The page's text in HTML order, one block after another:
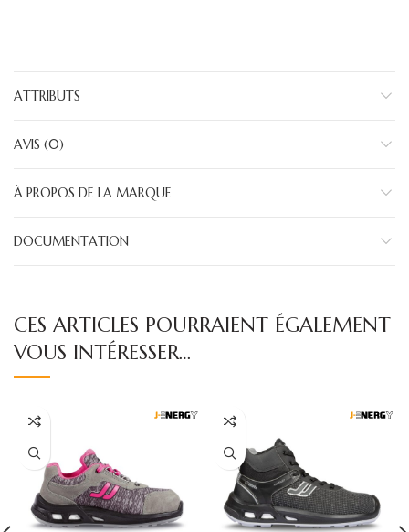
ATTRIBUTS
AVIS (0)
À PROPOS DE LA MARQUE
DOCUMENTATION
CES ARTICLES POURRAIENT ÉGALEMENT
VOUS INTÉRESSER…